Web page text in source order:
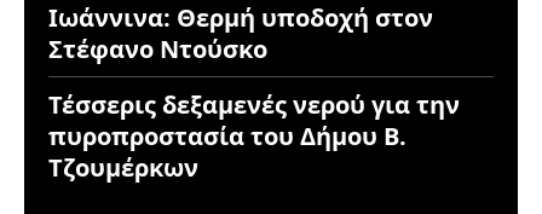
Ιωάννινα: Θερμή υποδοχή στον
Στέφανο Ντούσκο
Τέσσερις δεξαμενές νερού για την
πυροπροστασία του Δήμου Β.
Τζουμέρκων